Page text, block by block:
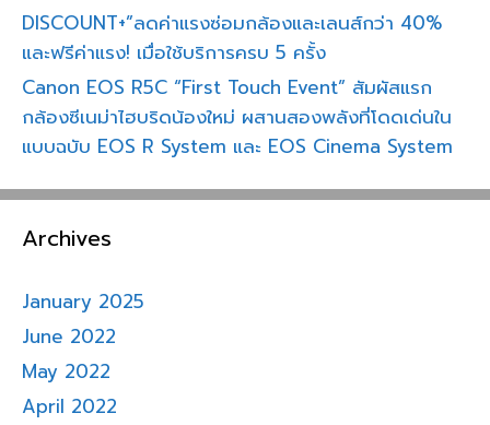
DISCOUNT+”ลดค่าแรงซ่อมกล้องและเลนส์กว่า 40%
และฟรีค่าแรง! เมื่อใช้บริการครบ 5 ครั้ง
Canon EOS R5C “First Touch Event” สัมผัสแรก
กล้องซีเนม่าไฮบริดน้องใหม่ ผสานสองพลังที่โดดเด่นใน
แบบฉบับ EOS R System และ EOS Cinema System
Archives
January 2025
June 2022
May 2022
April 2022